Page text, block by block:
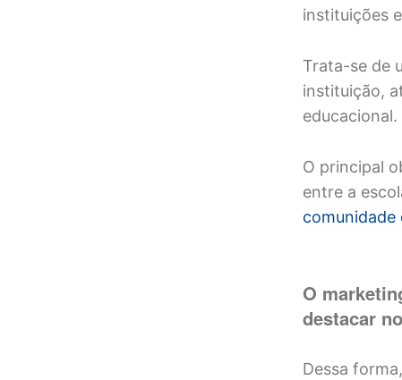
instituições
Trata-se de
instituição,
O principal
entre a
comunidade
O
destacar
Dessa